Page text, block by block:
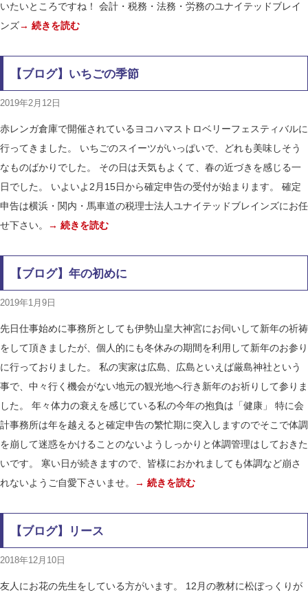
いたいところですね！ 会計・税務・法務・労務のユナイテッドブレイ
ンズ→ 続きを読む
【ブログ】いちごの季節
2019年2月12日
赤レンガ倉庫で開催されているヨコハマストロベリーフェスティバルに
行ってきました。 いちごのスイーツがいっぱいで、どれも美味しそう
なものばかりでした。 その日は天気もよくて、春の近づきを感じる一
日でした。 いよいよ2月15日から確定申告の受付が始まります。 確定
申告は横浜・関内・馬車道の税理士法人ユナイテッドブレインズにお任
せ下さい。
→ 続きを読む
【ブログ】年の初めに
2019年1月9日
先日仕事始めに事務所としても伊勢山皇大神宮にお伺いして新年の祈祷
をして頂きましたが、個人的にも冬休みの期間を利用して新年のお参り
に行っておりました。 私の実家は広島、広島といえば厳島神社という
事で、中々行く機会がない地元の観光地へ行き新年のお祈りして参りま
した。 年々体力の衰えを感じている私の今年の抱負は「健康」 特に会
計事務所は年を越えると確定申告の繁忙期に突入しますのでそこで体調
を崩して迷惑をかけることのないようしっかりと体調管理はしておきた
いです。 寒い日が続きますので、皆様におかれましても体調など崩さ
れないようご自愛下さいませ。
→ 続きを読む
【ブログ】リース
2018年12月10日
友人にお花の先生をしている方がいます。 12月の教材に松ぼっくりが